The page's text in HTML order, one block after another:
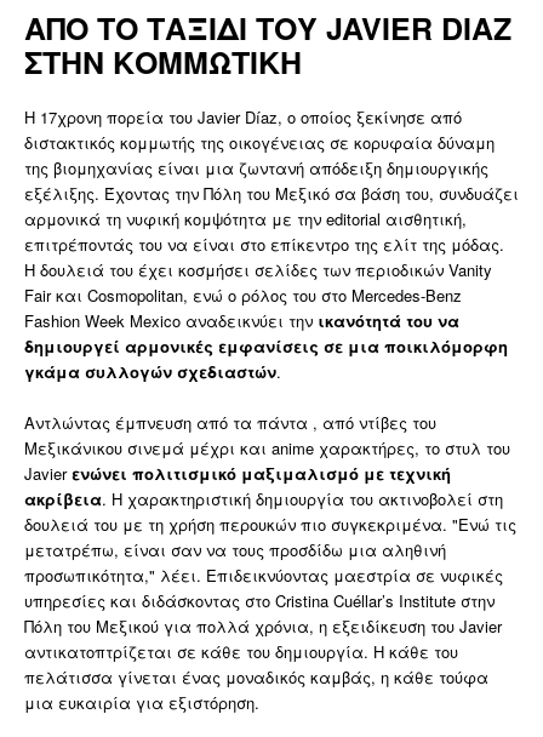
ΑΠΟ ΤΟ ΤΑΞΙΔΙ ΤΟΥ JAVIER DIAZ
ΣΤΗΝ ΚΟΜΜΩΤΙΚΗ
Η 17χρονη πορεία του Javier Díaz, ο οποίος ξεκίνησε από
διστακτικός κομμωτής της οικογένειας σε κορυφαία δύναμη
της βιομηχανίας είναι μια ζωντανή απόδειξη δημιουργικής
εξέλιξης. Έχοντας την Πόλη του Μεξικό σα βάση του, συνδυάζει
αρμονικά τη νυφική κομψότητα με την editorial αισθητική,
επιτρέποντάς του να είναι στο επίκεντρο της ελίτ της μόδας.
Η δουλειά του έχει κοσμήσει σελίδες των περιοδικών Vanity
Fair και Cosmopolitan, ενώ ο ρόλος του στο Mercedes-Benz
Fashion Week Mexico αναδεικνύει την ικανότητά του να
δημιουργεί αρμονικές εμφανίσεις σε μια ποικιλόμορφη
γκάμα συλλογών σχεδιαστών.
Αντλώντας έμπνευση από τα πάντα , από ντίβες του
Μεξικάνικου σινεμά μέχρι και anime χαρακτήρες, το στυλ του
Javierενώνει πολιτισμικό μαξιμαλισμό με τεχνική
ακρίβεια. Η χαρακτηριστική δημιουργία του ακτινοβολεί στη
δουλειά του με τη χρήση περουκών πιο συγκεκριμένα. "Ενώ τις
μετατρέπω, είναι σαν να τους προσδίδω μια αληθινή
προσωπικότητα," λέει. Επιδεικνύοντας μαεστρία σε νυφικές
υπηρεσίες και διδάσκοντας στο Cristina Cuéllar’s Institute στην
Πόλη του Μεξικού για πολλά χρόνια, η εξειδίκευση του Javier
αντικατοπτρίζεται σε κάθε του δημιουργία. Η κάθε του
πελάτισσα γίνεται ένας μοναδικός καμβάς, η κάθε τούφα
μια ευκαιρία για εξιστόρηση.